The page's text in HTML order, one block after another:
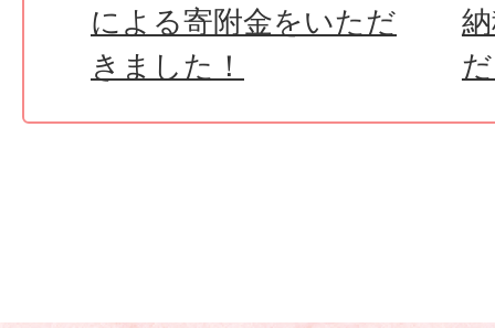
による寄附金をいただ
きました！